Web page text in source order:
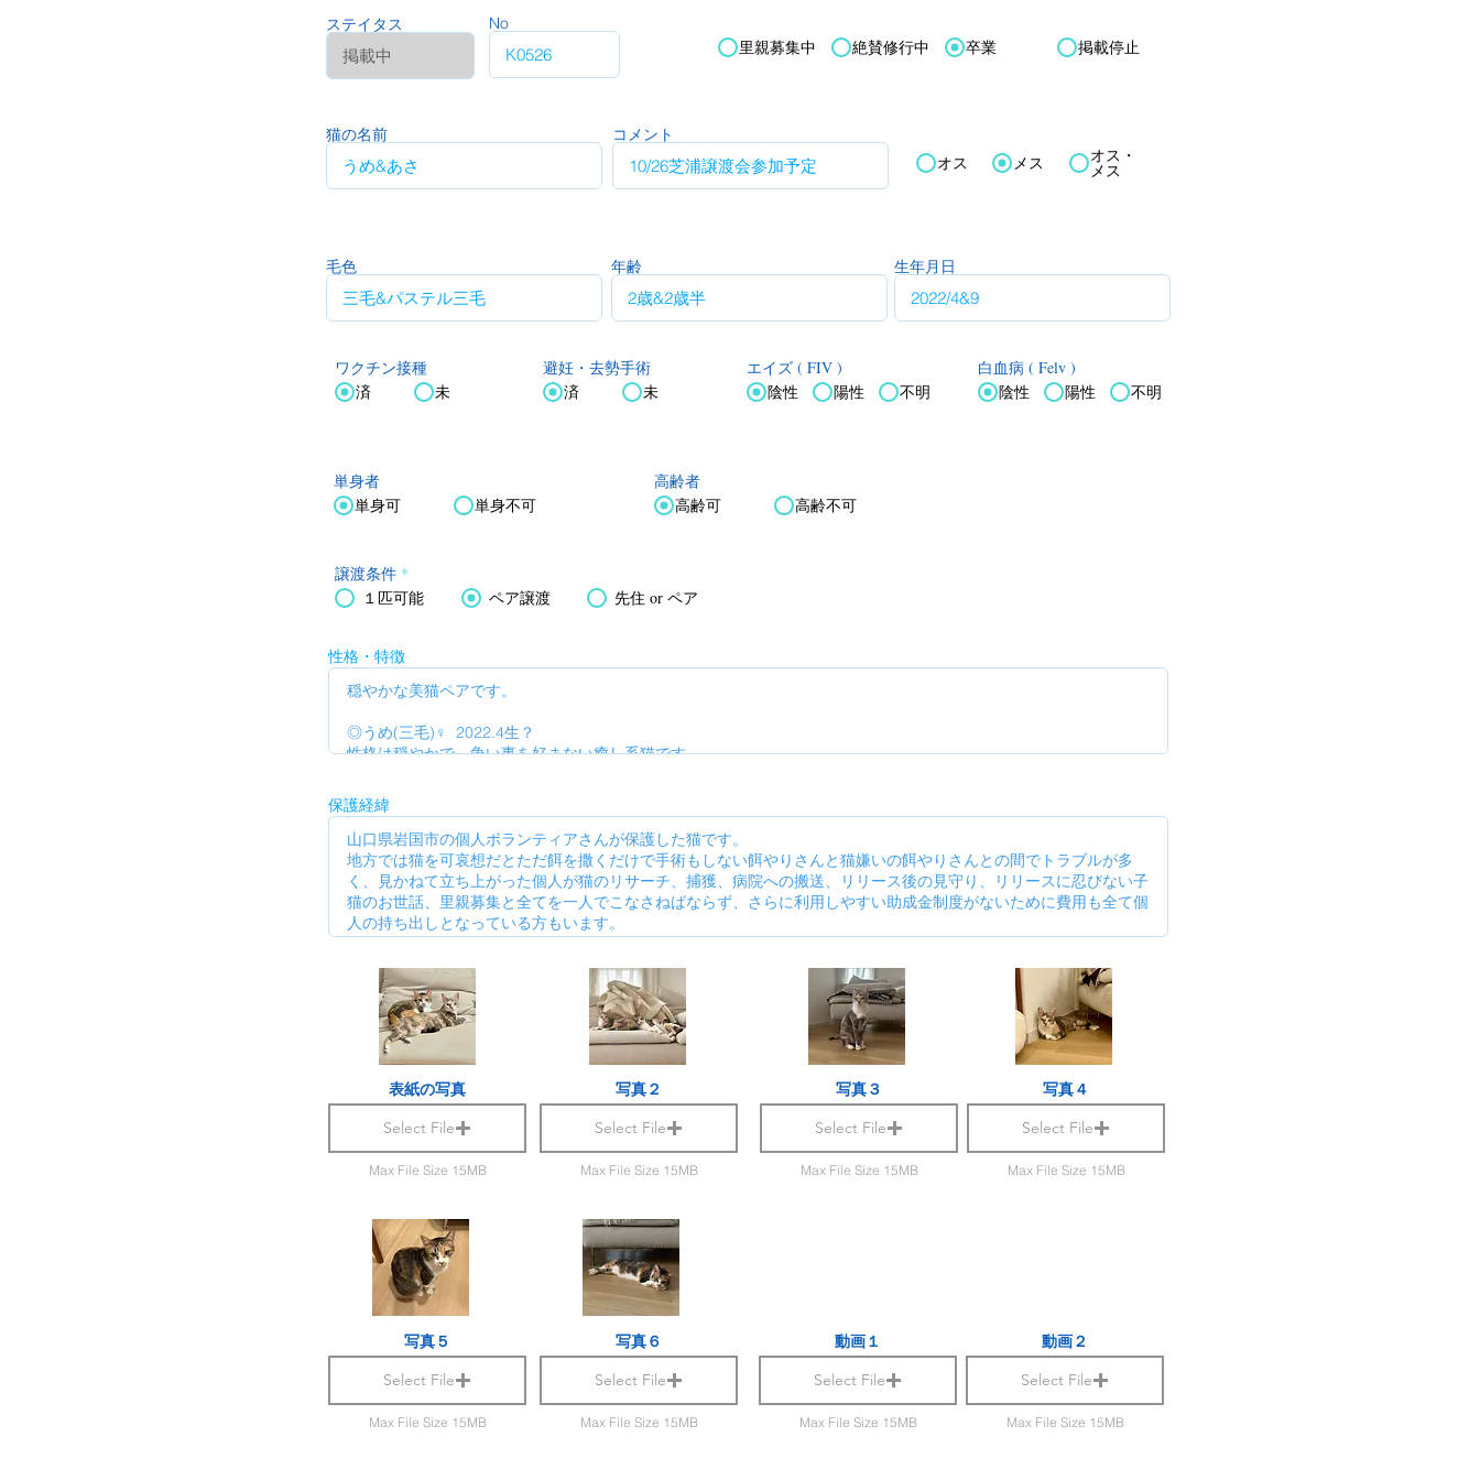
動画１
Select File
Max File Size 15MB
写真６
Select File
Max File Size 15MB
動画２
Select File
Max File Size 15MB
ステイタス No
里親募集中 絶賛修行中 卒業 掲載停止
猫の名前 コメント
オス メス オス・
メス
毛色 年齢 生年月日
ワクチン接種
済
未
避妊・去勢手術
済 未
エイズ ( FIV )
陰性
陽性 不明
白血病 ( Felv )
陰性
陽性 不明
単身者
単身可
単身不可
高齢者
高齢可
高齢不可
譲渡条件 *
１匹可能
ペア譲渡 先住 or ペア
性格・特徴
保護経緯
表紙の写真
Select File
Max File Size 15MB
写真２
Select File
Max File Size 15MB
写真３
Select File
Max File Size 15MB
写真４
Select File
Max File Size 15MB
写真５
Select File
Max File Size 15MB